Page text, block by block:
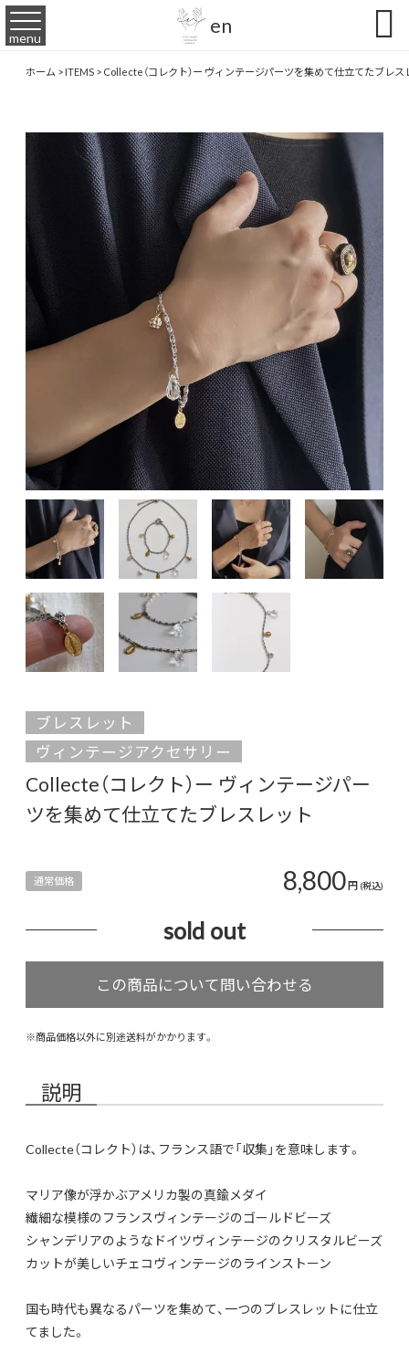
en
menu 
ホーム>ITEMS>Collecte（コレクト）ー ヴィンテージパーツを集めて仕立てたブレス
ブレスレット
ヴィンテージアクセサリー
Collecte（コレクト）ー ヴィンテージパー
ツを集めて仕立てたブレスレット
通常価格 8,800円 (税込)
sold out
※商品価格以外に別途送料がかかります。
説明
Collecte（コレクト）は、フランス語で「収集」を意味します。
マリア像が浮かぶアメリカ製の真鍮メダイ
繊細な模様のフランスヴィンテージのゴールドビーズ
シャンデリアのようなドイツヴィンテージのクリスタルビーズ
カットが美しいチェコヴィンテージのラインストーン
国も時代も異なるパーツを集めて、一つのブレスレットに仕立
てました。